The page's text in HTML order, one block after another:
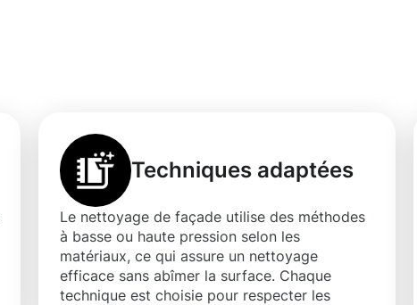
Techniques adaptées
Le nettoyage de façade utilise des méthodes
à basse ou haute pression selon les
matériaux, ce qui assure un nettoyage
efficace sans abîmer la surface. Chaque
technique est choisie pour respecter les